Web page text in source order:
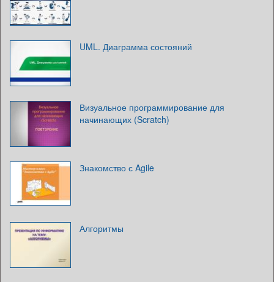
UML. Диаграмма состояний
Визуальное программирование для
начинающих (Scratch)
Знакомство с Agile
Алгоритмы